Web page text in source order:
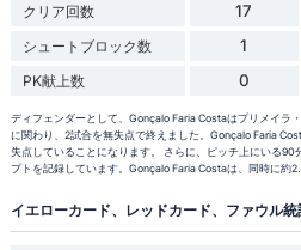
クリア回数 17
シュートブロック数 1
PK献上数 0
ディフェンダーとして、Gonçalo Faria Costaはプリメイラ
に関わり、2試合を無失点で終えました。Gonçalo Faria
失点していることになります。 さらに、ピッチ上にいる90
プトを記録しています。Gonçalo Faria Costaは、同時に約
イエローカード、レッドカード、ファウル統